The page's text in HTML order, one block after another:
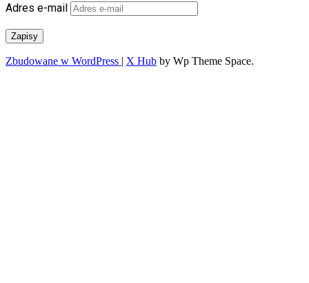
Adres e-mail
Zapisy
Zbudowane w WordPress | X Hub by Wp Theme Space.